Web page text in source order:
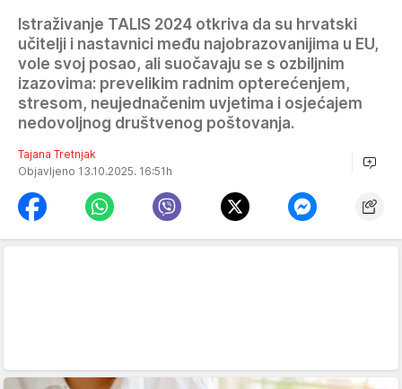
Istraživanje TALIS 2024 otkriva da su hrvatski
učitelji i nastavnici među najobrazovanijima u EU,
vole svoj posao, ali suočavaju se s ozbiljnim
izazovima: prevelikim radnim opterećenjem,
stresom, neujednačenim uvjetima i osjećajem
nedovoljnog društvenog poštovanja.
Tajana Tretnjak
Objavljeno 13.10.2025. 16:51h